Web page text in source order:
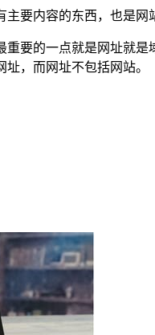
要内容的东西，也是网
要的一点就是网址就
，而网址不包括网站。